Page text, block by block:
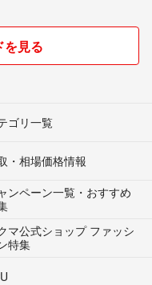
を見る
ゴリ一覧
・相場価格情報
ンペーン一覧・おすすめ
マ公式ショップ ファッシ
特集